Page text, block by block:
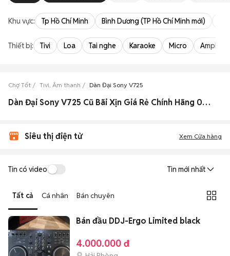
Khu vực: Tp Hồ Chí Minh Bình Dương (TP Hồ Chí Minh mới)
Thiết bị: Tivi Loa Tai nghe Karaoke Micro Amply
Chợ Tốt Tivi, Âm thanh Dàn Đại Sony V725
Dàn Đại Sony V725 Cũ Bãi Xịn Giá Rẻ Chính Hãng 08/2026
Siêu thị điện tử Xem Cửa hàng
Tin có video Tin mới nhất
Tất cả Cá nhân Bán chuyên
Bán đầu DDJ-Ergo Limited black
4.000.000 đ